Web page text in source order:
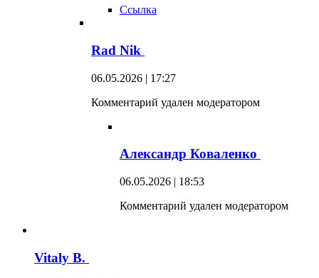
Ссылка
Rad Nik
06.05.2026 | 17:27
Комментарий удален модератором
Александр Коваленко
06.05.2026 | 18:53
Комментарий удален модератором
Vitaly B.